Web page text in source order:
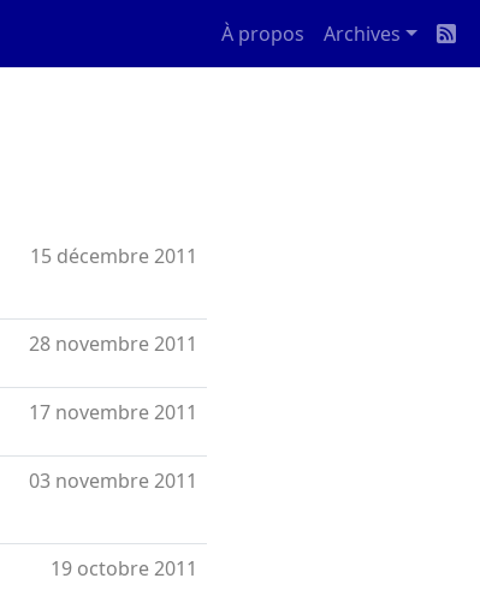
À propos Archives
15 décembre 2011
28 novembre 2011
17 novembre 2011
03 novembre 2011
19 octobre 2011